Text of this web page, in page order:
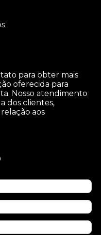
para obter mais
oferecida para
Nosso atendimento
dos clientes,
aos